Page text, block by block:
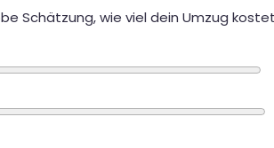
Schätzung, wie viel dein Umzug